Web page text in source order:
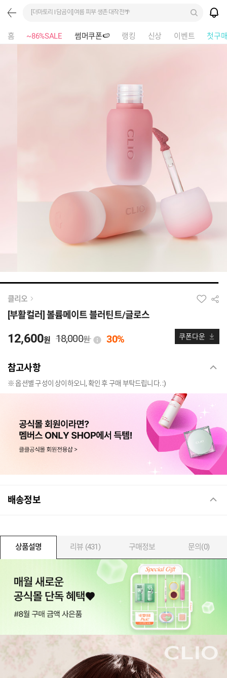
[더마토리 l 담곰이] 여름 피부 생존 대작전🌴
홈 ~86%SALE 썸머쿠폰🍉 랭킹 신상 이벤트 첫구
클리오
[부활컬러] 볼륨메이트 블러틴트/글로스
12,600원 18,000원 30% 쿠폰다운
참고사항
※ 옵션별 구성이 상이하오니, 확인 후 구매 부탁드립니다. :)
배송정보
상품설명 리뷰 (431) 구매정보 문의(0)